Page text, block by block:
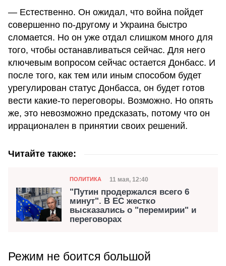
— Естественно. Он ожидал, что война пойдет
совершенно по-другому и Украина быстро
сломается. Но он уже отдал слишком много для
того, чтобы останавливаться сейчас. Для него
ключевым вопросом сейчас остается Донбасс. И
после того, как тем или иным способом будет
урегулирован статус Донбасса, он будет готов
вести какие-то переговоры. Возможно. Но опять
же, это невозможно предсказать, потому что он
иррационален в принятии своих решений.
Читайте также:
Категория
ПОЛИТИКА Дата публикации
11 мая, 12:40
"Путин продержался всего 6
минут". В ЕС жестко
высказались о "перемирии" и
переговорах
Режим не боится большой